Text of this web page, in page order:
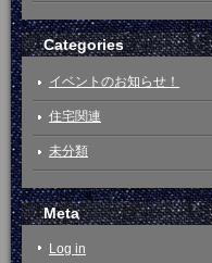
Categories
イベントのお知らせ！
住宅関連
未分類
Meta
Log in